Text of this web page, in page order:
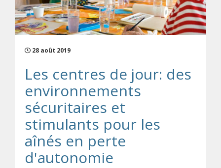
28 août 2019
Les centres de jour: des
environnements
sécuritaires et
stimulants pour les
aînés en perte
d'autonomie